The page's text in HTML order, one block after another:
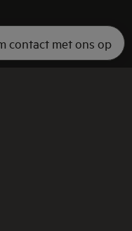
contact met ons op